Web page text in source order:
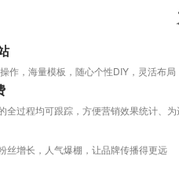
作，海量模板，随心个性DIY，灵活布局
全过程均可跟踪，方便营销效果统计、
丝增长，人气爆棚，让品牌传播得更远